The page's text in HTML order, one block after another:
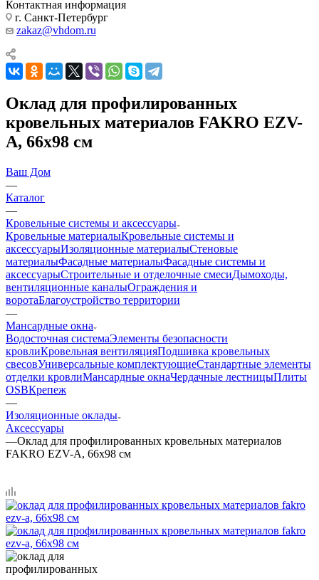
Контактная информация
г. Санкт-Петербург
zakaz@vhdom.ru
Оклад для профилированных
кровельных материалов FAKRO EZV-
A, 66х98 см
Ваш Дом
—
Каталог
—
Кровельные системы и аксессуары
Кровельные материалыКровельные системы и
аксессуарыИзоляционные материалыСтеновые
материалыФасадные материалыФасадные системы и
аксессуарыСтроительные и отделочные смесиДымоходы,
вентиляционные каналыОграждения и
воротаБлагоустройство территории
—
Мансардные окна
Водосточная системаЭлементы безопасности
кровлиКровельная вентиляцияПодшивка кровельных
свесовУниверсальные комплектующиеСтандартные элементы
отделки кровлиМансардные окнаЧердачные лестницыПлиты
OSBКрепеж
—
Изоляционные оклады
Аксессуары
—Оклад для профилированных кровельных материалов
FAKRO EZV-A, 66х98 см